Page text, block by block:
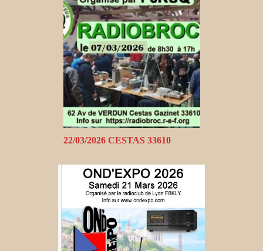
22/03/2026 CESTAS 33610